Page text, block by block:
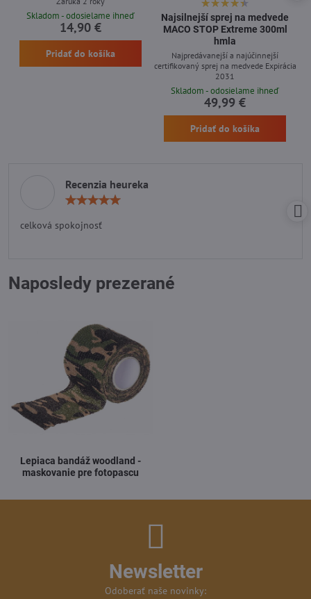
Skladom - odosielame ihneď
14,90 €
Pridať do košíka
Najsilnejší sprej na medvede
MACO STOP Extreme 300ml
hmla
Najpredávanejší a najúčinnejší
certifikovaný sprej na medvede Expirácia
2031
Skladom - odosielame ihneď
49,99 €
Pridať do košíka
Recenzia heureka
celková spokojnosť
Naposledy prezerané
Lepiaca bandáž woodland -
maskovanie pre fotopascu
Newsletter
Odoberať naše novinky: